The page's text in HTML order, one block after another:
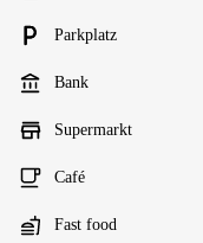
Parkplatz
Bank
Supermarkt
Café
Fast food